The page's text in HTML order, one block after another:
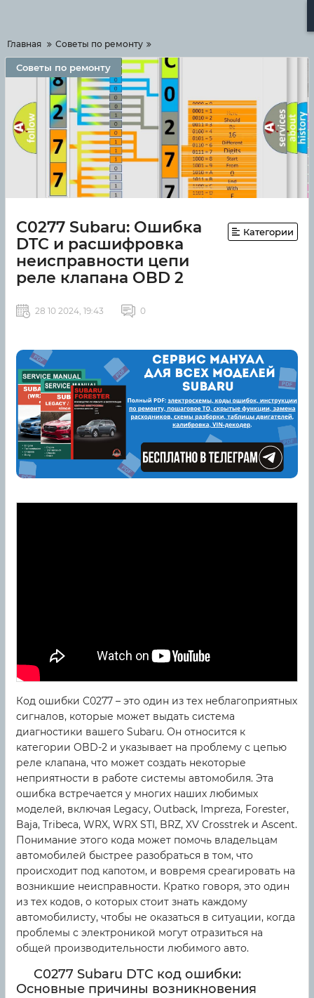
Главная Советы по ремонту
Советы по ремонту
C0277 Subaru: Ошибка
DTC и расшифровка
неисправности цепи
реле клапана OBD 2
Категории
28 10 2024, 19:43 0
Код ошибки C0277 – это один из тех неблагоприятных
сигналов, которые может выдать система
диагностики вашего Subaru. Он относится к
категории OBD-2 и указывает на проблему с цепью
реле клапана, что может создать некоторые
неприятности в работе системы автомобиля. Эта
ошибка встречается у многих наших любимых
моделей, включая Legacy, Outback, Impreza, Forester,
Baja, Tribeca, WRX, WRX STI, BRZ, XV Crosstrek и Ascent.
Понимание этого кода может помочь владельцам
автомобилей быстрее разобраться в том, что
происходит под капотом, и вовремя среагировать на
возникшие неисправности. Кратко говоря, это один
из тех кодов, о которых стоит знать каждому
автомобилисту, чтобы не оказаться в ситуации, когда
проблемы с электроникой могут отразиться на
общей производительности любимого авто.
C0277 Subaru DTC код ошибки:
Основные причины возникновения